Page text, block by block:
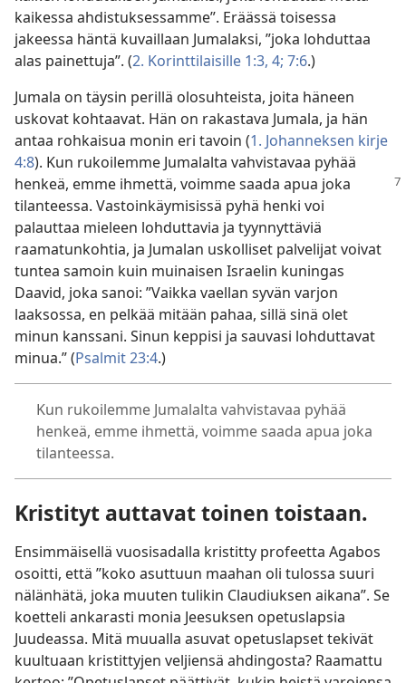
kaikessa ahdistuksessamme”. Eräässä toisessa
jakeessa häntä kuvaillaan Jumalaksi, ”joka lohduttaa
alas painettuja”. (2. Korinttilaisille 1:3, 4; 7:6.)
Jumala on täysin perillä olosuhteista, joita häneen
uskovat kohtaavat. Hän on rakastava Jumala, ja hän
antaa rohkaisua monin eri tavoin (1. Johanneksen kirje
4:8). Kun rukoilemme Jumalalta vahvistavaa pyhää
henkeä, emme ihmettä, voimme saada apua joka
tilanteessa. Vastoinkäymisissä pyhä henki voi
palauttaa mieleen lohduttavia ja tyynnyttäviä
raamatunkohtia, ja Jumalan uskolliset palvelijat voivat
tuntea samoin kuin muinaisen Israelin kuningas
Daavid, joka sanoi: ”Vaikka vaellan syvän varjon
laaksossa, en pelkää mitään pahaa, sillä sinä olet
minun kanssani. Sinun keppisi ja sauvasi lohduttavat
minua.” (Psalmit 23:4.)
Kun rukoilemme Jumalalta vahvistavaa pyhää
henkeä, emme ihmettä, voimme saada apua joka
tilanteessa.
Kristityt auttavat toinen toistaan.
Ensimmäisellä vuosisadalla kristitty profeetta Agabos
osoitti, että ”koko asuttuun maahan oli tulossa suuri
nälänhätä, joka muuten tulikin Claudiuksen aikana”. Se
koetteli ankarasti monia Jeesuksen opetuslapsia
Juudeassa. Mitä muualla asuvat opetuslapset tekivät
kuultuaan kristittyjen veljiensä ahdingosta? Raamattu